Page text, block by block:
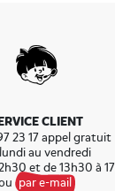
CLIENT
23 17 appel gratuit
au vendredi
et de 13h30 à
par e-mail